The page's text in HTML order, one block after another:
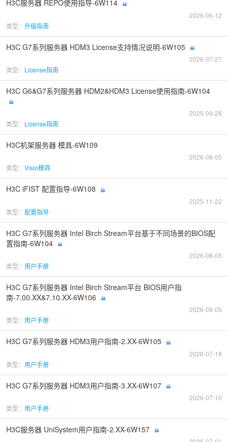
H3C服务器 REPO使用指导-6W114
2026-06-12
类型： 升级指南
H3C G7系列服务器 HDM3 License支持情况说明-6W105
2026-07-27
类型： License指南
H3C G6&G7系列服务器 HDM2&HDM3 License使用指南-6W104
2025-09-28
类型： License指南
H3C机架服务器 模具-6W109
2026-08-05
类型： Visio模具
H3C iFIST 配置指导-6W108
2025-11-22
类型： 配置指导
H3C G7系列服务器 Intel Birch Stream平台基于不同场景的BIOS配
置指南-6W104
2026-08-05
类型： 用户手册
H3C G7系列服务器 Intel Birch Stream平台 BIOS用户指
南-7.00.XX&7.10.XX-6W106
2026-08-05
类型： 用户手册
H3C G7系列服务器 HDM3用户指南-2.XX-6W105
2026-07-18
类型： 用户手册
H3C G7系列服务器 HDM3用户指南-3.XX-6W107
2026-07-10
类型： 用户手册
H3C服务器 UniSystem用户指南-2.XX-6W157